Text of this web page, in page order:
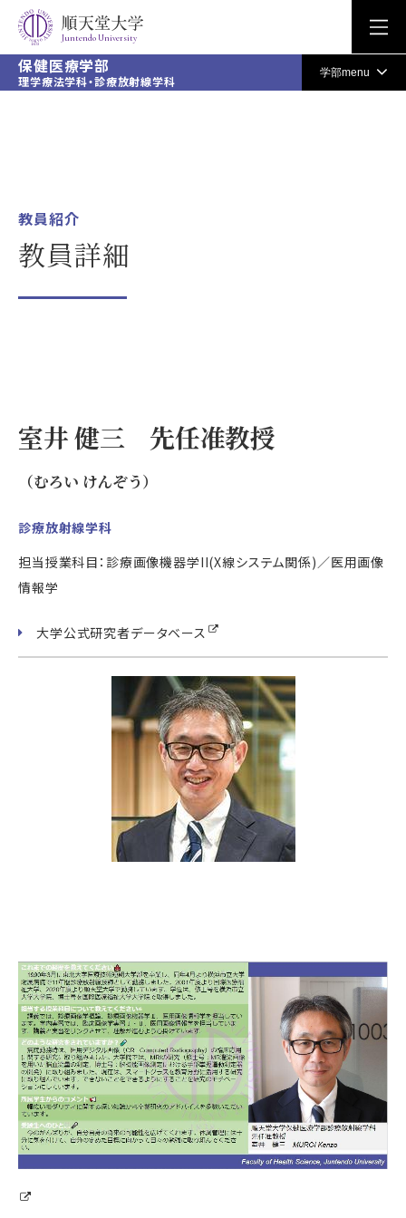
Juntendo University
保健医療学部 学部menu
教員紹介
教員詳細
室井 健三 先任准教授
（むろい けんぞう）
診療放射線学科
担当授業科目：診療画像機器学II(X線システム関係)／医用画像
情報学
大学公式研究者データベース